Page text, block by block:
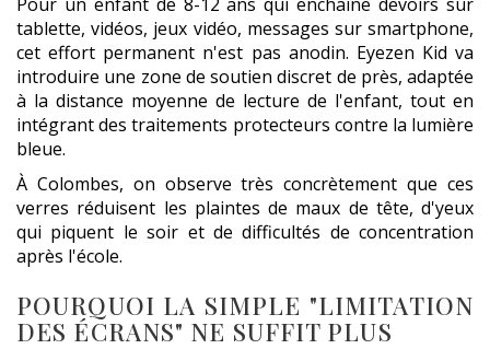
tablette, vidéos, jeux vidéo, messages sur smartphone,
cet effort permanent n'est pas anodin. Eyezen Kid va
introduire une zone de soutien discret de près, adaptée
à la distance moyenne de lecture de l'enfant, tout en
intégrant des traitements protecteurs contre la lumière
bleue.
À Colombes, on observe très concrètement que ces
verres réduisent les plaintes de maux de tête, d'yeux
qui piquent le soir et de difficultés de concentration
après l'école.
POURQUOI LA SIMPLE "LIMITATION
DES ÉCRANS" NE SUFFIT PLUS